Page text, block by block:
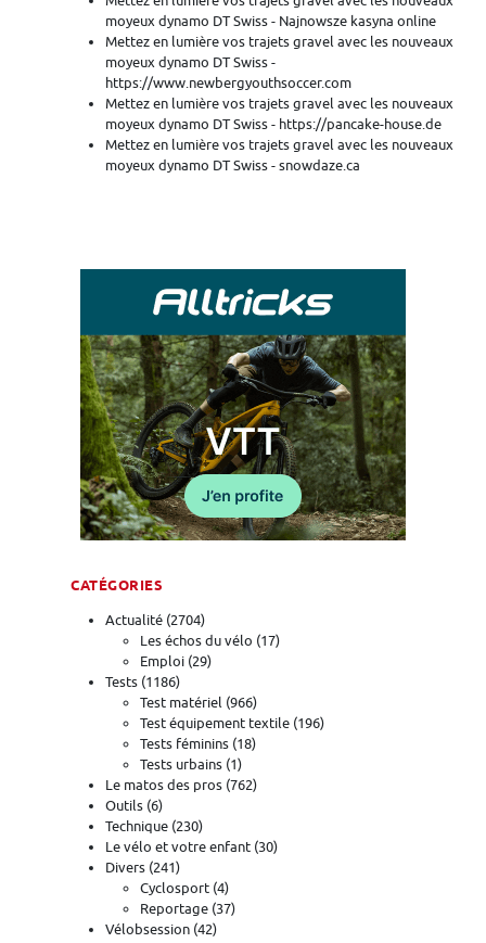
moyeux dynamo DT Swiss - Najnowsze kasyna online
Mettez en lumière vos trajets gravel avec les nouveaux
moyeux dynamo DT Swiss -
https://www.newbergyouthsoccer.com
Mettez en lumière vos trajets gravel avec les nouveaux
moyeux dynamo DT Swiss - https://pancake-house.de
Mettez en lumière vos trajets gravel avec les nouveaux
moyeux dynamo DT Swiss - snowdaze.ca
CATÉGORIES
Actualité (2704)
Les échos du vélo (17)
Emploi (29)
Tests (1186)
Test matériel (966)
Test équipement textile (196)
Tests féminins (18)
Tests urbains (1)
Le matos des pros (762)
Outils (6)
Technique (230)
Le vélo et votre enfant (30)
Divers (241)
Cyclosport (4)
Reportage (37)
Vélobsession (42)